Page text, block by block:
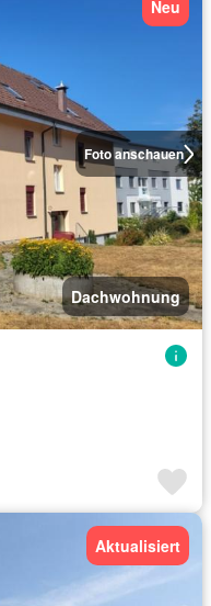
Foto anschauen
Neu
Dachwohnung
Aktualisiert